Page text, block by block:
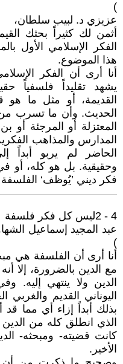
)
عزيزي د. لبيب سلطان،
أثمن لك كثيراً بحثك
الفكر الإسلامي الأول
هذا الموضوع.
أنا أرى أن الفكر
يشهد تقليداً فلسفياً
القديمة، أو مثل ما هو
الحديث. وأن ما تسرب من
المعتزلة أو المرجئة
المدارس والمذاهب
الحاضر لم يربو أبداً
وحقيقية. بل هو كله، أو
فكر ديني ’يُوظف‘
4 - 2ليس كل فكر فلسفة
)
أنا أرى أن الفلسفة هي
مع الدين بالضرورة، إلا
الدين ولا ينتهي إليه.
اليوناني القديم
بذلك أبداً إزاء أي مما قد
الذي انطلق كله من الدين
كانت قضيته- ومبحثه-
الأخير.